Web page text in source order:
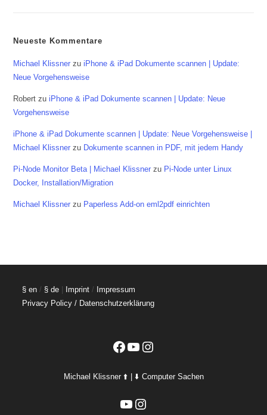
Neueste Kommentare
Michael Klissner zuiPhone & iPad Dokumente scannen | Update:
Neue Vorgehensweise
Robert zuiPhone & iPad Dokumente scannen | Update: Neue
Vorgehensweise
iPhone & iPad Dokumente scannen | Update: Neue Vorgehensweise |
Michael Klissner zu Dokumente scannen in PDF, mit jedem Handy
Pi-Node Monitor Beta | Michael Klissner zu Pi-Node unter Linux
Docker, Installation/Migration
Michael Klissner zu Paperless Add-on eml2pdf einrichten
§ en / § de Imprint / Impressum
Privacy Policy / Datenschutzerklärung
Facebook
YouTubeInstagram
Michael Klissner ⬆️ | ⬇️ Computer Sachen
YouTubeInstagram